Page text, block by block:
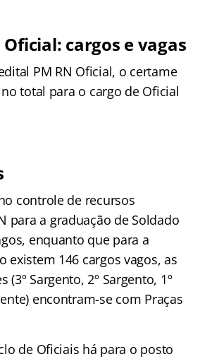
Oficial: cargos e vagas
PM RN Oficial, o certame
total para o cargo de Oficial
controle de recursos
para a graduação de Soldado
enquanto que para a
existem 146 cargos vagos, as
(3º Sargento, 2º Sargento, 1º
encontram-se com Praças
de Oficiais há para o posto